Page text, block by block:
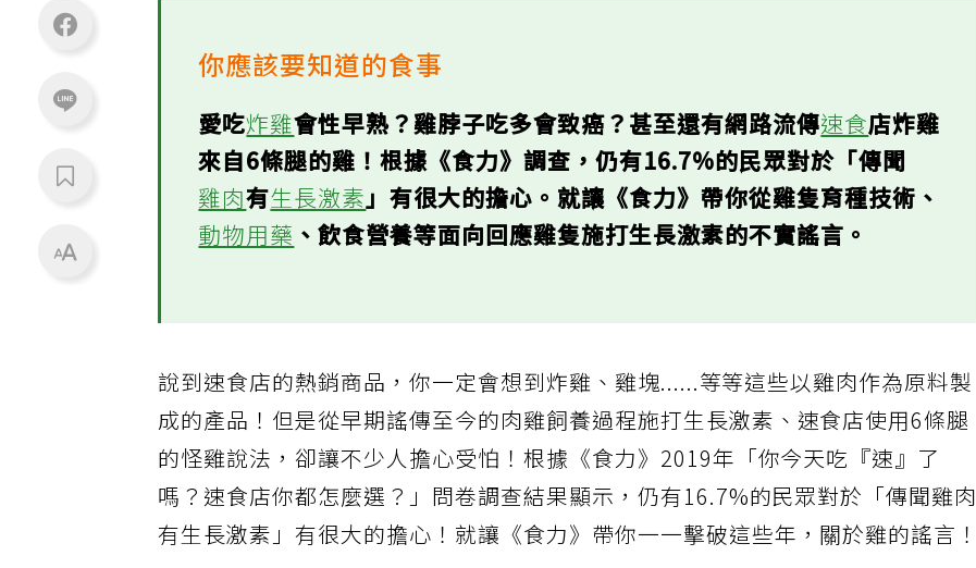
你應該要知道的食事
愛吃炸雞會性早熟？雞脖子吃多會致癌？甚至還有網路流傳速食店炸雞
來自6條腿的雞！根據《食力》調查，仍有16.7%的民眾對於「傳聞
雞肉有生長激素」有很大的擔心。就讓《食力》帶你從雞隻育種技術、
動物用藥、飲食營養等面向回應雞隻施打生長激素的不實謠言。
說到速食店的熱銷商品，你一定會想到炸雞、雞塊......等等這些以雞肉作為原料製
成的產品！但是從早期謠傳至今的肉雞飼養過程施打生長激素、速食店使用6條腿
的怪雞說法，卻讓不少人擔心受怕！根據《食力》2019年「你今天吃『速』了
嗎？速食店你都怎麼選？」問卷調查結果顯示，仍有16.7%的民眾對於「傳聞雞肉
有生長激素」有很大的擔心！就讓《食力》帶你一一擊破這些年，關於雞的謠言！